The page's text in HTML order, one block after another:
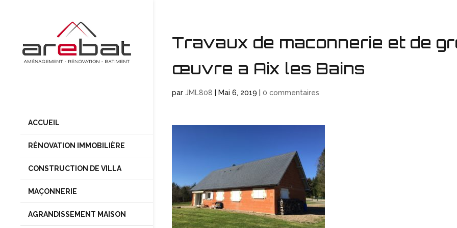
ACCUEIL
RÉNOVATION IMMOBILIÈRE
CONSTRUCTION DE VILLA
MAÇONNERIE
AGRANDISSEMENT MAISON
Travaux de maconnerie et de
œuvre a Aix les Bains
par JML808 Mai 6, 2019 0 commentaires